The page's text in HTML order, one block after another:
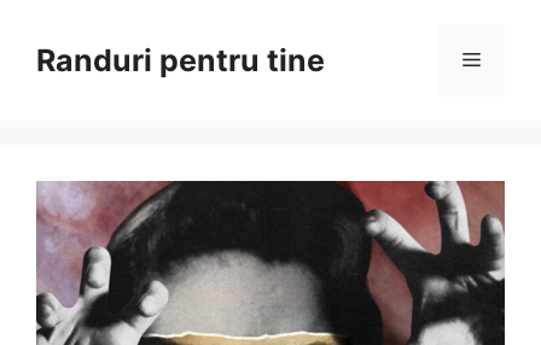
conținutRanduri pentru tine Meniu